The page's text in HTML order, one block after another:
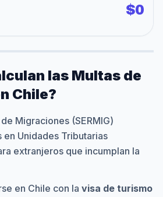
$0
las Multas de
Chile?
Migraciones (SERMIG)
Unidades Tributarias
extranjeros que incumplan la
en Chile con la visa de turismo